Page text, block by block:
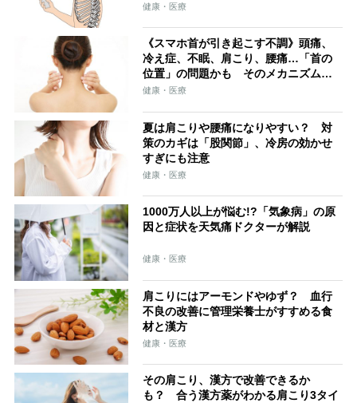
健康・医療
《スマホ首が引き起こす不調》頭痛、
冷え症、不眠、肩こり、腰痛…「首の
位置」の問題かも そのメカニズムと
改善するメソッド
健康・医療
夏は肩こりや腰痛になりやすい？ 対
策のカギは「股関節」、冷房の効かせ
すぎにも注意
健康・医療
1000万人以上が悩む!?「気象病」の原
因と症状を天気痛ドクターが解説
健康・医療
肩こりにはアーモンドやゆず？ 血行
不良の改善に管理栄養士がすすめる食
材と漢方
健康・医療
その肩こり、漢方で改善できるか
も？ 合う漢方薬がわかる肩こり3タイ